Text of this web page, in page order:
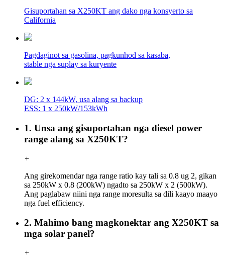
Gisuportahan sa X250KT ang dako nga konsyerto sa
California
Pagdaginot sa gasolina, pagkunhod sa kasaba,
stable nga suplay sa kuryente
DG: 2 x 144kW, usa alang sa backup
ESS: 1 x 250kW/153kWh
1. Unsa ang gisuportahan nga diesel power
range alang sa X250KT?
+
Ang girekomendar nga range ratio kay tali sa 0.8 ug 2, gikan
sa 250kW x 0.8 (200kW) ngadto sa 250kW x 2 (500kW).
Ang paglabaw niini nga range moresulta sa dili kaayo maayo
nga fuel efficiency.
2. Mahimo bang magkonektar ang X250KT sa
mga solar panel?
+